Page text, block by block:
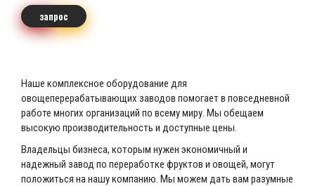
запрос
Наше комплексное оборудование для
овощеперерабатывающих заводов помогает в повседневной
работе многих организаций по всему миру. Мы обещаем
высокую производительность и доступные цены.
Владельцы бизнеса, которым нужен экономичный и
надежный завод по переработке фруктов и овощей, могут
положиться на нашу компанию. Мы можем дать вам разумные